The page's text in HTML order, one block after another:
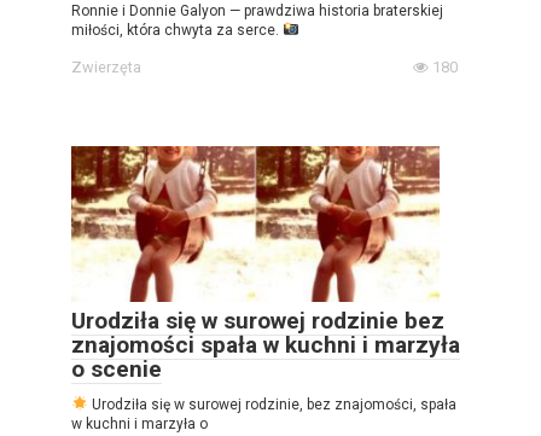
Ronnie i Donnie Galyon — prawdziwa historia braterskiej
miłości, która chwyta za serce.
Zwierzęta 180
Urodziła się w surowej rodzinie bez
znajomości spała w kuchni i marzyła
o scenie
Urodziła się w surowej rodzinie, bez znajomości, spała
w kuchni i marzyła o